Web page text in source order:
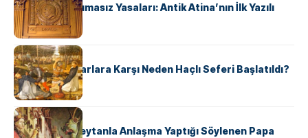
Draco’nun Acımasız Yasaları: Antik Atina’nın İlk Yazılı
Hukuk Kodu
KÜLTÜR
Avrupalı ​​Katharlara Karşı Neden Haçlı Seferi Başlatıldı?
KÜLTÜR
II. Silvester: Şeytanla Anlaşma Yaptığı Söylenen Papa